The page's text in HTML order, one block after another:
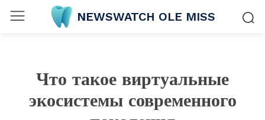
NEWSWATCH OLE MISS
Что такое виртуальные
экосистемы современного